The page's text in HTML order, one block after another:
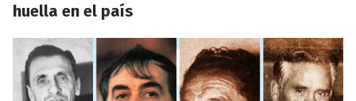
huella en el país